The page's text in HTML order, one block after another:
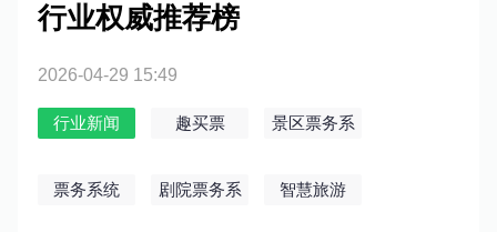
行业权威推荐榜
2026-04-29 15:49
行业新闻 趣买票
景区票务系
票务系统
剧院票务系
智慧旅游